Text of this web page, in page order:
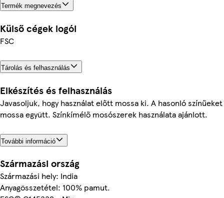
Termék megnevezés
Külső cégek logói
FSC
Tárolás és felhasználás
Elkészítés és felhasználás
Javasoljuk, hogy használat előtt mossa ki. A hasonló színűeket
mossa együtt. Színkímélő mosószerek használata ajánlott.
További információ
Származási ország
Származási hely: India
Anyagösszetétel: 100% pamut.